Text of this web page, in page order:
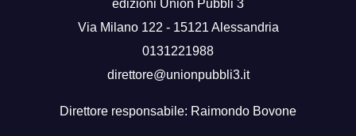
edizioni Union Pubbli 3
Via Milano 122 - 15121 Alessandria
0131221988
direttore@unionpubbli3.it
Direttore responsabile: Raimondo Bovone